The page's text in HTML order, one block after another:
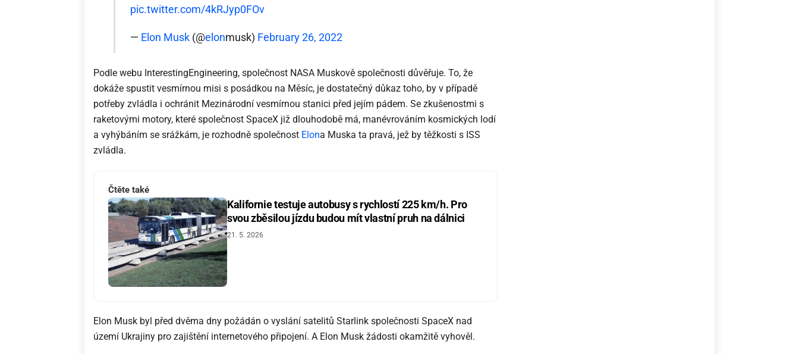
pic.twitter.com/4kRJyp0FOv
— Elon Musk(@elonmusk) February 26, 2022
Podle webu InterestingEngineering, společnost NASA Muskově společnosti důvěřuje. To, že
dokáže spustit vesmírnou misi s posádkou na Měsíc, je dostatečný důkaz toho, by v případě
potřeby zvládla i ochránit Mezinárodní vesmírnou stanici před jejím pádem. Se zkušenostmi s
raketovými motory, které společnost SpaceX již dlouhodobě má, manévrováním kosmických lodí
a vyhýbáním se srážkám, je rozhodně společnost Elona Muska ta pravá, jež by těžkosti s ISS
zvládla.
Čtěte také
Kalifornie testuje autobusy s rychlostí 225 km/h. Pro
svou zběsilou jízdu budou mít vlastní pruh na dálnici
21. 5. 2026
Elon Musk byl před dvěma dny požádán o vyslání satelitů Starlink společnosti SpaceX nad
území Ukrajiny pro zajištění internetového připojení. A Elon Musk žádosti okamžitě vyhověl.